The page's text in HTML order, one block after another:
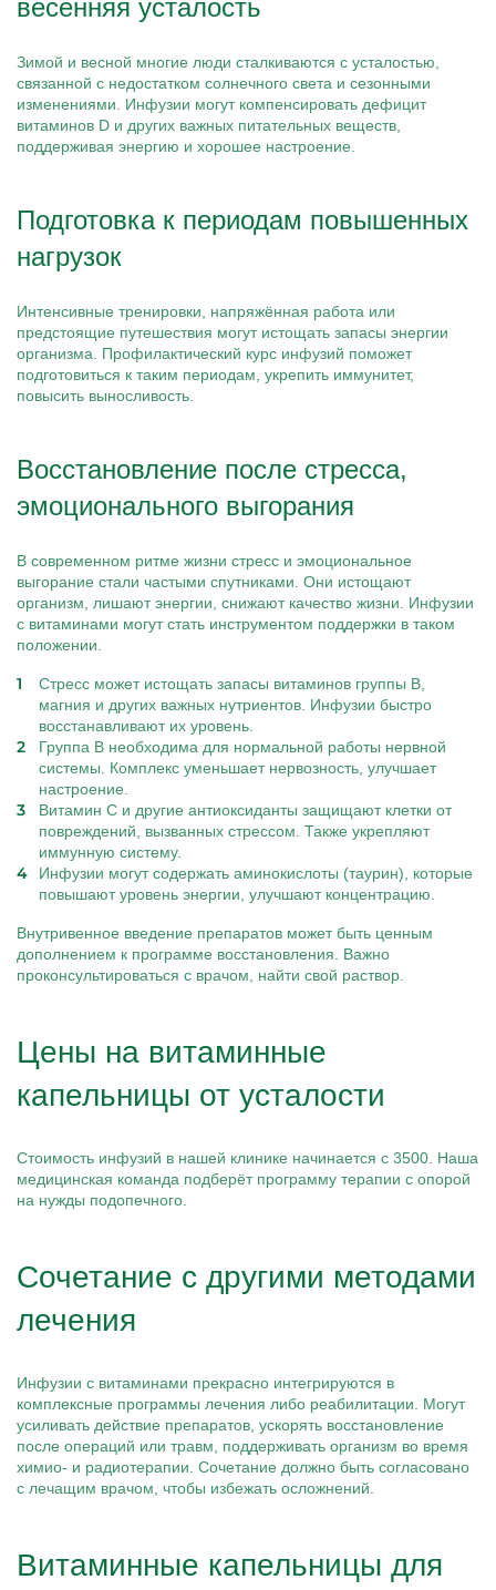
весенняя усталость
Зимой и весной многие люди сталкиваются с усталостью,
связанной с недостатком солнечного света и сезонными
изменениями. Инфузии могут компенсировать дефицит
витаминов D и других важных питательных веществ,
поддерживая энергию и хорошее настроение.
Подготовка к периодам повышенных
нагрузок
Интенсивные тренировки, напряжённая работа или
предстоящие путешествия могут истощать запасы энергии
организма. Профилактический курс инфузий поможет
подготовиться к таким периодам, укрепить иммунитет,
повысить выносливость.
Восстановление после стресса,
эмоционального выгорания
В современном ритме жизни стресс и эмоциональное
выгорание стали частыми спутниками. Они истощают
организм, лишают энергии, снижают качество жизни. Инфузии
с витаминами могут стать инструментом поддержки в таком
положении.
Стресс может истощать запасы витаминов группы B,
магния и других важных нутриентов. Инфузии быстро
восстанавливают их уровень.
Группа B необходима для нормальной работы нервной
системы. Комплекс уменьшает нервозность, улучшает
настроение.
Витамин C и другие антиоксиданты защищают клетки от
повреждений, вызванных стрессом. Также укрепляют
иммунную систему.
Инфузии могут содержать аминокислоты (таурин), которые
повышают уровень энергии, улучшают концентрацию.
Внутривенное введение препаратов может быть ценным
дополнением к программе восстановления. Важно
проконсультироваться с врачом, найти свой раствор.
Цены на витаминные
капельницы от усталости
Стоимость инфузий в нашей клинике начинается с 3500. Наша
медицинская команда подберёт программу терапии с опорой
на нужды подопечного.
Сочетание с другими методами
лечения
Инфузии с витаминами прекрасно интегрируются в
комплексные программы лечения либо реабилитации. Могут
усиливать действие препаратов, ускорять восстановление
после операций или травм, поддерживать организм во время
химио- и радиотерапии. Сочетание должно быть согласовано
с лечащим врачом, чтобы избежать осложнений.
Витаминные капельницы для